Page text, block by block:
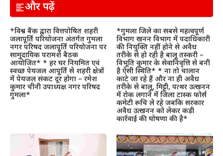
और पढ़ें
*विश्व बैंक द्वारा वित्तपोषित शहरी
जलापूर्ति परियोजना अंतर्गत गुमला
नगर परिषद जलापूर्ति परियोजना पर
सामुदायिक परामर्श बैठक
आयोजित* * हर घर नियमित एवं
स्वच्छ पेयजल आपूर्ति से शहरी क्षेत्रों
में पेयजल संकट दूर होगा – रमेश
कुमार चीनी उपाध्यक्ष नगर परिषद
गुमला*
*गुमला जिले का सबसे महत्वपूर्ण
विभाग खनन विभाग में पदाधिकारी
की नियुक्ति नहीं होने से अवैध
तरीके से हो रही है बालू तस्करी –
विभूति कुमार के सेवानिवृत्ति से बनी
है ऐसी स्थिति* * ना तो चालान
काटे जा रहे हैं और ना ही अवैध
तरीके से बालू, मिट्टी, पत्थर उत्खनन
में रोक लगाने में जिला टास्क फोर्स
कमेटी रूचि ले रहे जबकि सरकार
अवैध उत्खनन को लेकर कड़ी
कार्रवाई की घोषणा की है*